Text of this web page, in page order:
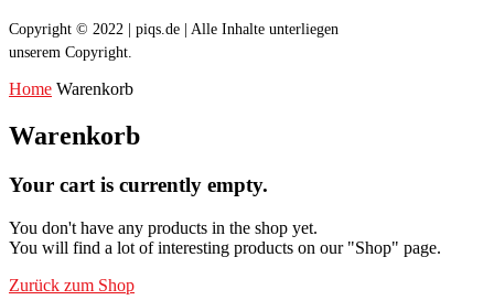
Copyright © 2022 | piqs.de | Alle Inhalte unterliegen
unserem Copyright.
Home Warenkorb
Warenkorb
Your cart is currently empty.
You don't have any products in the shop yet.
You will find a lot of interesting products on our "Shop" page.
Zurück zum Shop